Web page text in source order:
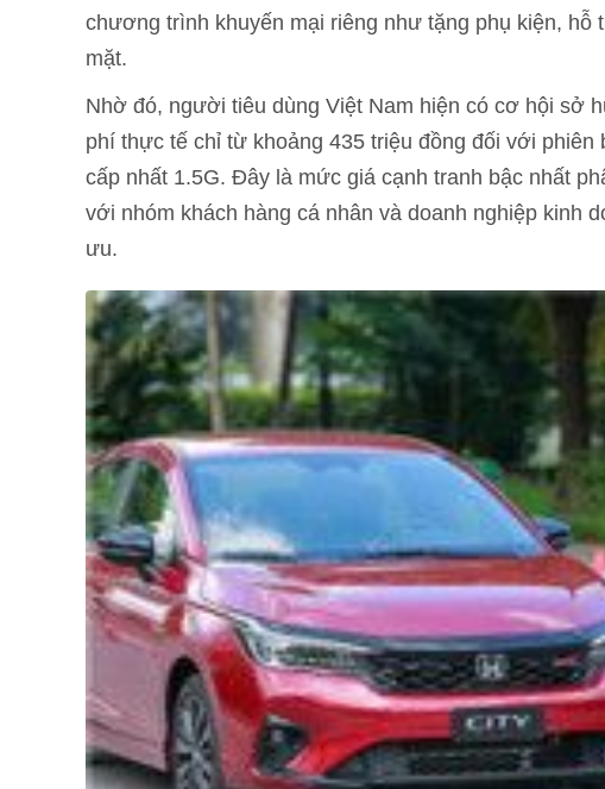
chương trình khuyến mại riêng như tặng phụ kiện, hỗ
mặt.
Nhờ đó, người tiêu dùng Việt Nam hiện có cơ hội sở
phí thực tế chỉ từ khoảng 435 triệu đồng đối với
cấp nhất 1.5G. Đây là mức giá cạnh tranh bậc nhất
với nhóm khách hàng cá nhân và doanh nghiệp kinh
ưu.